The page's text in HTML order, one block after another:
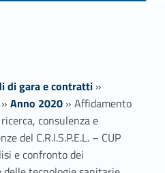
di gara e contratti»
Anno 2020» Affidamento
consulenza e
del C.R.I.S.P.E.L. – CUP
e confronto dei